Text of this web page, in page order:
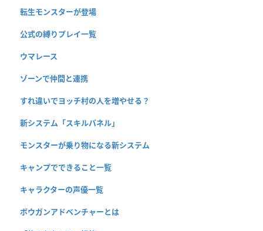
転生モンスターが登場
公式の縛りプレイ一覧
ウマレース
ゾーンで仲間と連携
すれ違いでヨッチ村の人を増やせる？
新システム「スキルパネル」
モンスターが乗り物になる新システム
キャンプでできること一覧
キャラクターの声優一覧
ボウガンアドベンチャーとは